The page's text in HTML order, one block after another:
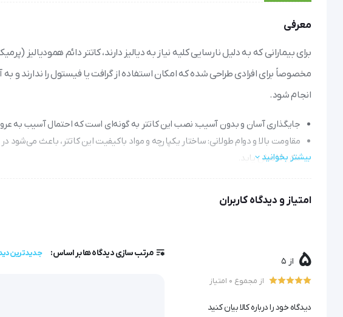
معرفی
مخصوصاً برای افرادی طراحی شده که امکان استفاده از گرافت یا فیستول را ندارند و
انجام شود.
جایگذاری آسان و بدون آسیب: نصب این کاتتر به گونه‌ای است که احتمال آسیب به
مقاومت بالا و دوام طولانی: ساختار یکپارچه و مواد باکیفیت این کاتتر، باعث می‌شود
مکرر کاهش یابد.
بیشتری داشته باشد.
کارایی بالا در دیالیز: با طراحی مناسب و قطر بهینه، جریان خون به سرعت و به خوبی
کاتتر دائم همودیالیز Cardiomed انتخابی مطمئن برای بهبود کیفیت زندگی بیماران تحت دیالیز است.
بیشتر بخوانید
امتیاز و دیدگاه کاربران
5 از 5
از مجموع 0 امتیاز
دیدگاه خود را درباره کالا بیان کنید
مرتب سازی دیدگاه ها بر اساس: جدیدترین